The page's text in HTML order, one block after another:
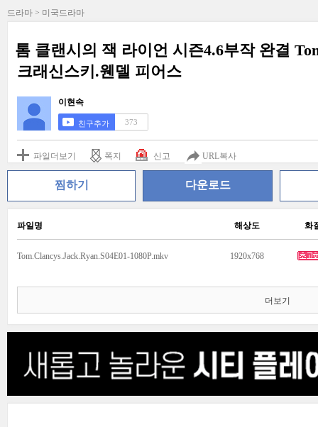
드라마 > 미국드라마
톰 클랜시의 잭 라이언 시즌4.6부작 완결
크래신스키.웬델 피어스
이현속
친구추가 373
파일더보기 쪽지 신고 URL복사
찜하기 다운로드
파일명 해상도 화
Tom.Clancys.Jack.Ryan.S04E01-1080P.mkv 1920x768
더보기